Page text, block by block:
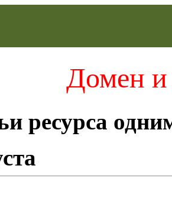
Домен и
ресурса